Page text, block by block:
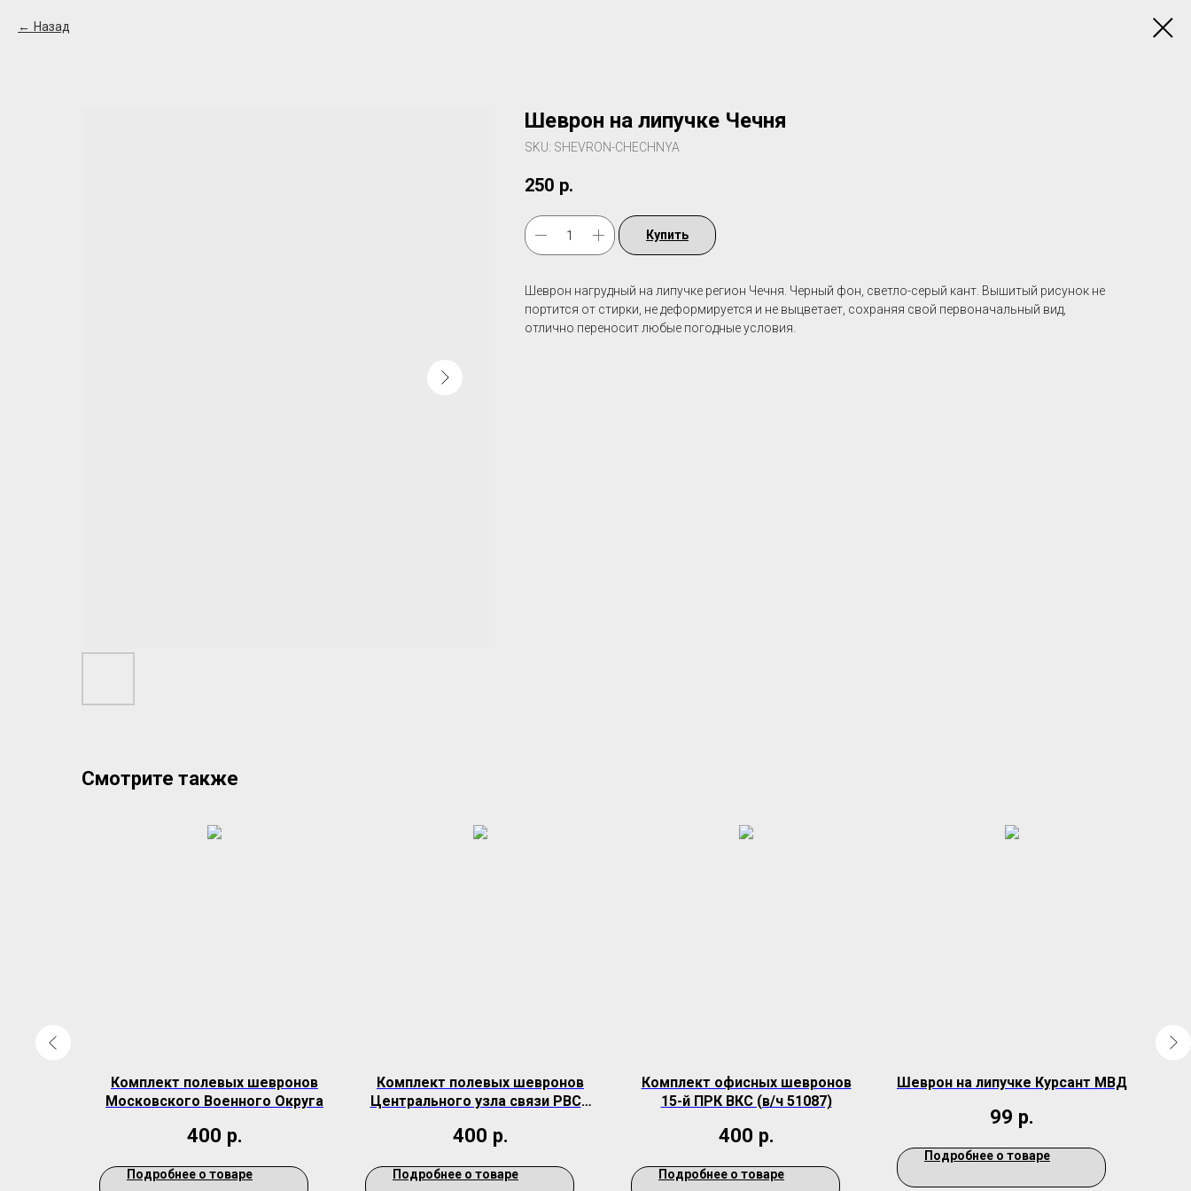
Назад
Шеврон на липучке Чечня
SKU: SHEVRON-CHECHNYA
250 р.
Купить
Шеврон нагрудный на липучке регион Чечня. Черный фон, светло-серый кант. Вышитый рисунок не
портится от стирки, не деформируется и не выцветает, сохраняя свой первоначальный вид,
отлично переносит любые погодные условия.
Смотрите также
Комплект полевых шевронов
Московского Военного Округа
400 р.
Подробнее о товаре
Комплект полевых шевронов
Центрального узла связи РВСН
400 р.
Подробнее о товаре
Комплект офисных шевронов
15-й ПРК ВКС (в/ч 51087)
400 р.
Подробнее о товаре
Шеврон на липучке Курсант МВД
99 р.
Подробнее о товаре